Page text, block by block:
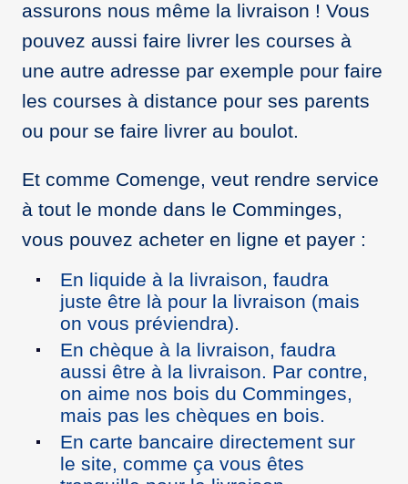
assurons nous même la livraison ! Vous
pouvez aussi faire livrer les courses à
une autre adresse par exemple pour faire
les courses à distance pour ses parents
ou pour se faire livrer au boulot.
Et comme Comenge, veut rendre service
à tout le monde dans le Comminges,
vous pouvez acheter en ligne et payer :
En liquide à la livraison, faudra
juste être là pour la livraison (mais
on vous préviendra).
En chèque à la livraison, faudra
aussi être à la livraison. Par contre,
on aime nos bois du Comminges,
mais pas les chèques en bois.
En carte bancaire directement sur
le site, comme ça vous êtes